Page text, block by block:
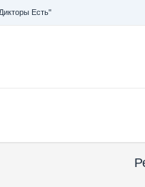
Есть"